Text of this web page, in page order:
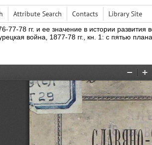
Attribute Search Contacts Library Site
77-78 гг. и ее значение в истории развития
война, 1877-78 гг. кн. 1: с пятью